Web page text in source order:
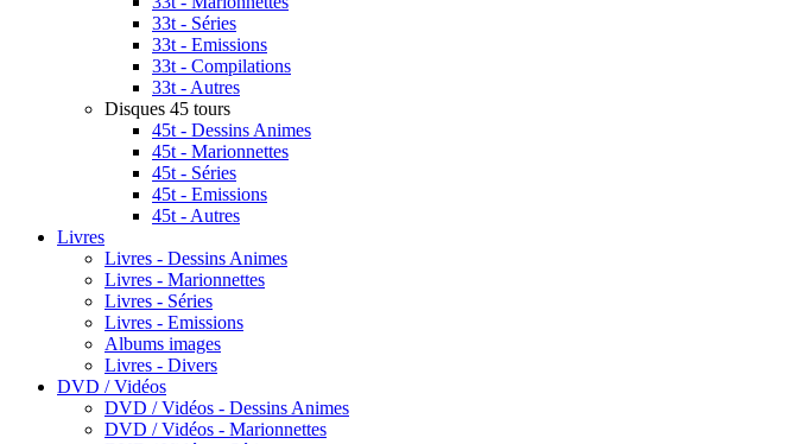
33t - Séries
33t - Emissions
33t - Compilations
33t - Autres
Disques 45 tours
45t - Dessins Animes
45t - Marionnettes
45t - Séries
45t - Emissions
45t - Autres
Livres
Livres - Dessins Animes
Livres - Marionnettes
Livres - Séries
Livres - Emissions
Albums images
Livres - Divers
DVD / Vidéos
DVD / Vidéos - Dessins Animes
DVD / Vidéos - Marionnettes